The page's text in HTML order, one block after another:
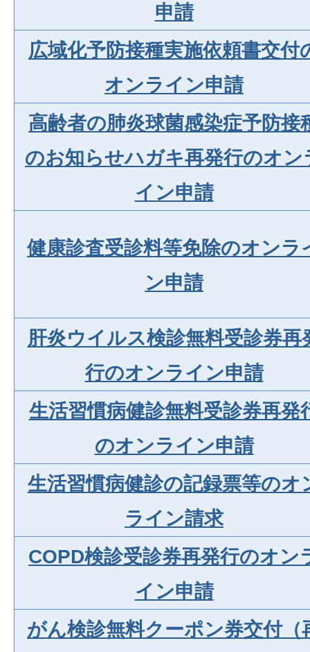
申請
広域化予防接種実施依頼書交付
オンライン申請
高齢者の肺炎球菌感染症予防接
のお知らせハガキ再発行のオン
イン申請
健康診査受診料等免除のオンラ
ン申請
肝炎ウイルス検診無料受診券再
行のオンライン申請
生活習慣病健診無料受診券再発
のオンライン申請
生活習慣病健診の記録票等のオ
ライン請求
COPD検診受診券再発行のオン
イン申請
がん検診無料クーポン券交付（